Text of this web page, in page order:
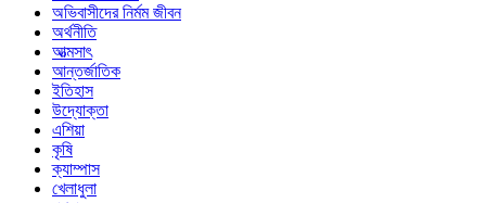
অভিবাসীদের নির্মম জীবন
অর্থনীতি
আত্মসাৎ
আন্তর্জাতিক
ইতিহাস
উদ্যোক্তা
এশিয়া
কৃষি
ক্যাম্পাস
খেলাধুলা